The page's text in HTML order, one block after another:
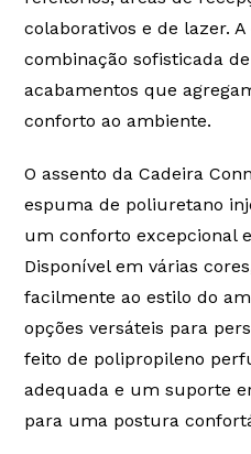
componentes a qualquer
direito de alteração do
isso, mantenha-o
AMyOffice concede além
no código de defesa do
Inciso II, lei 8078 de 11
direito à garantia
serviços comercializados
proposito que são
focado na satisfação
direito de realizar
de aprimora-los, sem a
colaborativos e de lazer.
combinação sofisticada
acabamentos que
conforto ao ambiente.
O assento da Cadeira
espuma de poliuretano
um conforto excepcional
Disponível em várias
facilmente ao estilo do
opções versáteis para
feito de polipropileno
adequada e um suporte
para uma postura